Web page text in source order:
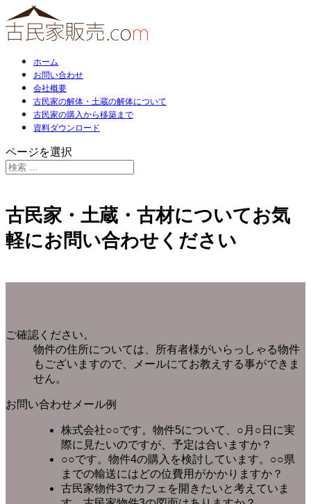
ホーム
お問い合わせ
会社概要
古民家の解体・土蔵の解体について
古民家の購入から移築まで
資料ダウンロード
ページを選択
古民家・土蔵・古材についてお気
軽にお問い合わせください
ご確認ください。
物件の住所については、所有者様がいらっしゃる物件
もございますので、メールにてお教えする事ができま
せん。
お問い合わせメール例
株式会社○○です。物件5について、○月○日に実
際に見たいのですが、予定は合いますか？
○○です。物件4の購入を検討しています。○○県
までの輸送にはどの位費用がかかりますか？
古民家物件3でカフェを開きたいと考えていま